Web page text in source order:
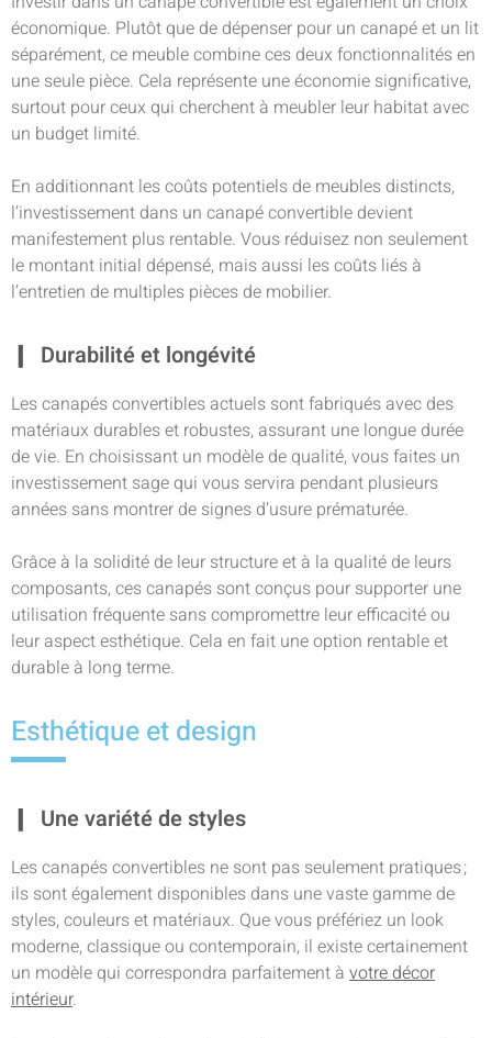
économique. Plutôt que de dépenser pour un canapé et un lit
séparément, ce meuble combine ces deux fonctionnalités en
une seule pièce. Cela représente une économie significative,
surtout pour ceux qui cherchent à meubler leur habitat avec
un budget limité.
En additionnant les coûts potentiels de meubles distincts,
l’investissement dans un canapé convertible devient
manifestement plus rentable. Vous réduisez non seulement
le montant initial dépensé, mais aussi les coûts liés à
l’entretien de multiples pièces de mobilier.
Durabilité et longévité
Les canapés convertibles actuels sont fabriqués avec des
matériaux durables et robustes, assurant une longue durée
de vie. En choisissant un modèle de qualité, vous faites un
investissement sage qui vous servira pendant plusieurs
années sans montrer de signes d’usure prématurée.
Grâce à la solidité de leur structure et à la qualité de leurs
composants, ces canapés sont conçus pour supporter une
utilisation fréquente sans compromettre leur efficacité ou
leur aspect esthétique. Cela en fait une option rentable et
durable à long terme.
Esthétique et design
Une variété de styles
Les canapés convertibles ne sont pas seulement pratiques ;
ils sont également disponibles dans une vaste gamme de
styles, couleurs et matériaux. Que vous préfériez un look
moderne, classique ou contemporain, il existe certainement
un modèle qui correspondra parfaitement à votre décor
intérieur.